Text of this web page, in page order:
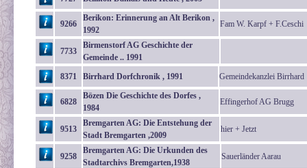
9266
Berikon: Erinnerung an Alt Berikon ,
1992
Fam W. Karpf + F.Ceschi
7733
Birmenstorf AG Geschichte der
Gemeinde .. 1991
8371
Birrhard Dorfchronik , 1991 Gemeindekanzlei Birrhard
6828
Bözen Die Geschichte des Dorfes ,
1984
Effingerhof AG Brugg
9513
Bremgarten AG: Die Entstehung der
Stadt Bremgarten ,2009
hier + Jetzt
9258
Bremgarten AG: Die Urkunden des
Stadtarchivs Bremgarten,1938
Sauerländer Aarau